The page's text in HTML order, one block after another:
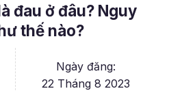
đau ở đâu? Nguy
thế nào?
Ngày đăng:
22 Tháng 8 2023